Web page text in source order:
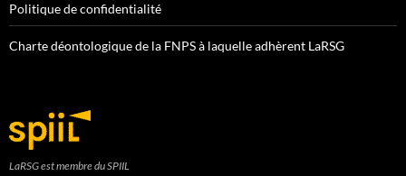
Politique de confidentialité
Charte déontologique de la FNPS à laquelle adhèrent LaRSG
LaRSG est membre du SPIIL